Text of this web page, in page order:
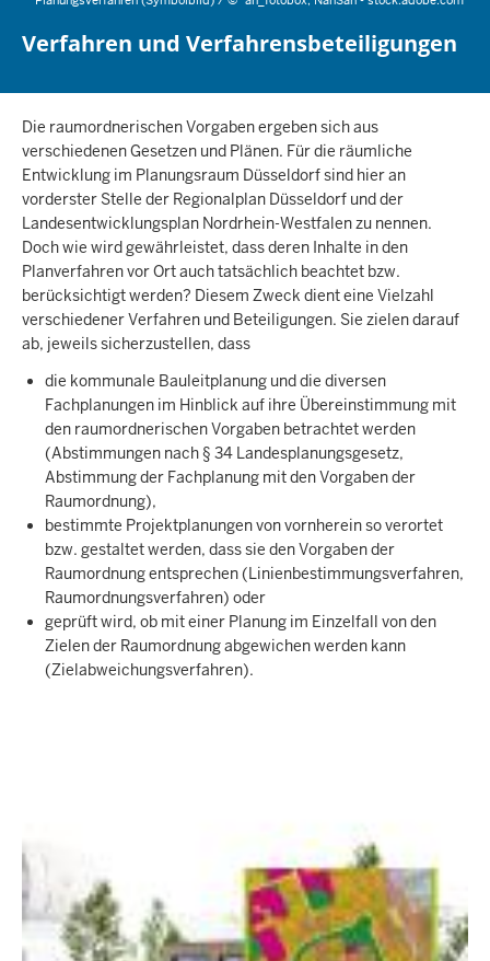
Verfahren und Verfahrensbeteiligungen
Die raumordnerischen Vorgaben ergeben sich aus
verschiedenen Gesetzen und Plänen. Für die räumliche
Entwicklung im Planungsraum Düsseldorf sind hier an
vorderster Stelle der Regionalplan Düsseldorf und der
Landesentwicklungsplan Nordrhein-Westfalen zu nennen.
Doch wie wird gewährleistet, dass deren Inhalte in den
Planverfahren vor Ort auch tatsächlich beachtet bzw.
berücksichtigt werden? Diesem Zweck dient eine Vielzahl
verschiedener Verfahren und Beteiligungen. Sie zielen darauf
ab, jeweils sicherzustellen, dass
die kommunale Bauleitplanung und die diversen
Fachplanungen im Hinblick auf ihre Übereinstimmung mit
den raumordnerischen Vorgaben betrachtet werden
(Abstimmungen nach § 34 Landesplanungsgesetz,
Abstimmung der Fachplanung mit den Vorgaben der
Raumordnung),
bestimmte Projektplanungen von vornherein so verortet
bzw. gestaltet werden, dass sie den Vorgaben der
Raumordnung entsprechen (Linienbestimmungsverfahren,
Raumordnungsverfahren) oder
geprüft wird, ob mit einer Planung im Einzelfall von den
Zielen der Raumordnung abgewichen werden kann
(Zielabweichungsverfahren).